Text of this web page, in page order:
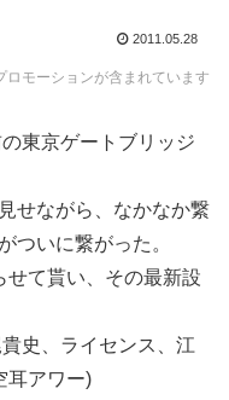
2011.05.28
モーションが含まれています
東京ゲートブリッジ
せながら、なかなか繋
ついに繋がった。
て貰い、その最新設
史、ライセンス、江
耳アワー)